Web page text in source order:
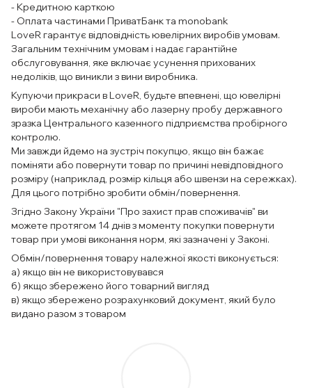
- Кредитною карткою
- Оплата частинами ПриватБанк та monobank
LoveR гарантує відповідність ювелірних виробів умовам.
Загальним технічним умовам і надає гарантійне
обслуговування, яке включає усунення прихованих
недоліків, що виникли з вини виробника.
Купуючи прикраси в LoveR, будьте впевнені, що ювелірні
вироби мають механічну або лазерну пробу державного
зразка Центрального казенного підприємства пробірного
контролю.
Ми завжди йдемо на зустріч покупцю, якщо він бажає
поміняти або повернути товар по причині невідповідного
розміру (наприклад, розмір кільця або швензи на сережках).
Для цього потрібно зробити обмін/повернення.
Згідно Закону України "Про захист прав споживачів" ви
можете протягом 14 днів з моменту покупки повернути
товар при умові виконання норм, які зазначені у Законі.
Обмін/повернення товару належної якості виконується:
а) якщо він не використовувався
б) якщо збережено його товарний вигляд
в) якщо збережено розрахунковий документ, який було
видано разом з товаром